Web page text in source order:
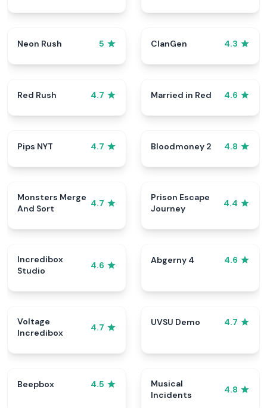
Neon Rush 5 ClanGen 4.3
Red Rush 4.7 Married in Red 4.6
Pips NYT 4.7 Bloodmoney 2 4.8
Monsters Merge
And Sort
4.7
Prison Escape
Journey
4.4
Incredibox
Studio
4.6
Abgerny 4 4.6
Voltage
Incredibox
4.7
UVSU Demo 4.7
Beepbox 4.5
Musical
Incidents
4.8